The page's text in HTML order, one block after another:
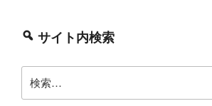
サイト内検索
索: